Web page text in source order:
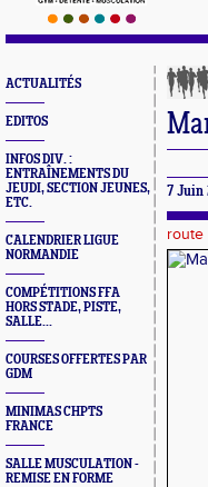
ACTUALITÉS
EDITOS
INFOS DIV. :
ENTRAÎNEMENTS DU
JEUDI, SECTION JEUNES,
ETC.
CALENDRIER LIGUE
NORMANDIE
COMPÉTITIONS FFA
HORS STADE, PISTE,
SALLE...
COURSES OFFERTES PAR
GDM
MINIMAS CHPTS
FRANCE
SALLE MUSCULATION -
REMISE EN FORME
7 Juin
route